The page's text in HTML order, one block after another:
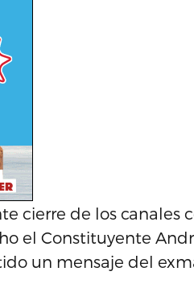
cierre de los canales
el Constituyente
un mensaje del